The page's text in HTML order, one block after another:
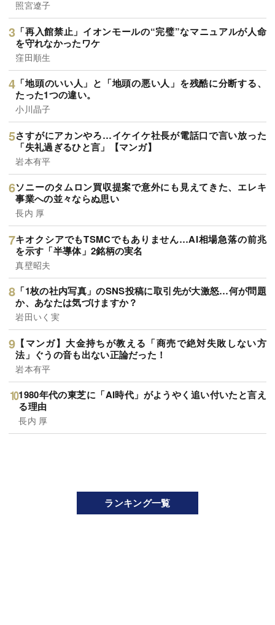
照宮遼子
「再入館禁止」イオンモールの“完璧”なマニュアルが人命
を守れなかったワケ
窪田順生
「地頭のいい人」と「地頭の悪い人」を残酷に分断する、
たった1つの違い。
小川晶子
さすがにアカンやろ…イケイケ社長が電話口で言い放った
「失礼過ぎるひと言」【マンガ】
岩本有平
ソニーのタムロン買収提案で意外にも見えてきた、エレキ
事業への並々ならぬ思い
長内 厚
キオクシアでもTSMCでもありません…AI相場急落の前兆
を示す「半導体」2銘柄の実名
真壁昭夫
「1枚の社内写真」のSNS投稿に取引先が大激怒…何が問題
か、あなたは気づけますか？
岩田いく実
【マンガ】大金持ちが教える「商売で絶対失敗しない方
法」ぐうの音も出ない正論だった！
岩本有平
1980年代の東芝に「AI時代」がようやく追い付いたと言え
る理由
長内 厚
ランキング一覧